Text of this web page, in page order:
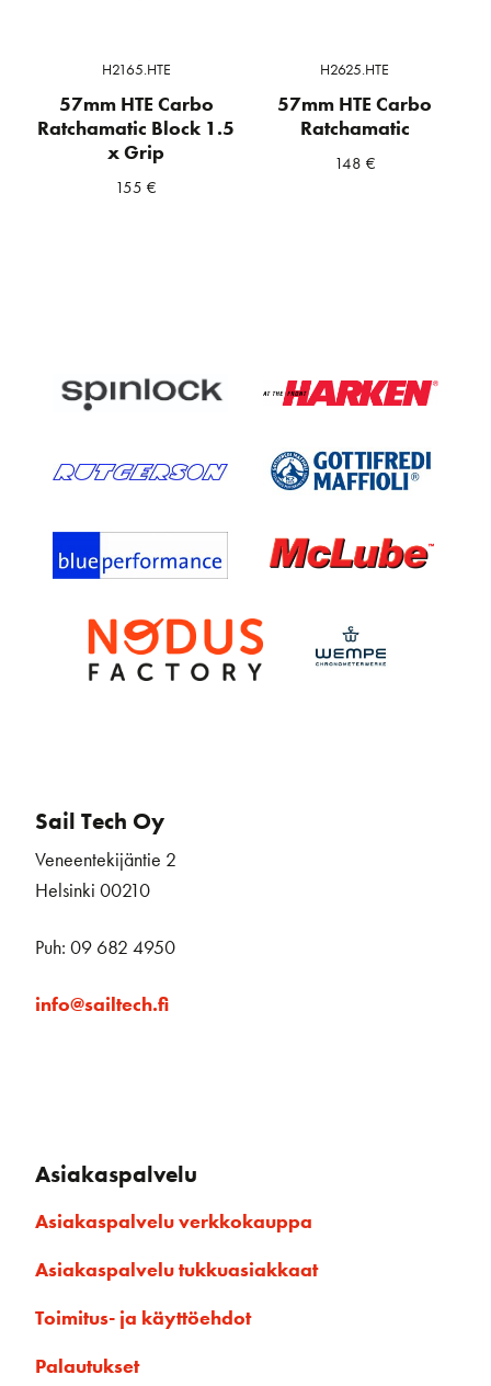
H2165.HTE
57mm HTE Carbo
Ratchamatic Block 1.5
x Grip
155€
H2625.HTE
57mm HTE Carbo
Ratchamatic
148 €
Sail Tech Oy
Veneentekijäntie 2
Helsinki 00210
Puh: 09 682 4950
info@sailtech.fi
Asiakaspalvelu
Asiakaspalvelu verkkokauppa
Asiakaspalvelu tukkuasiakkaat
Toimitus- ja käyttöehdot
Palautukset